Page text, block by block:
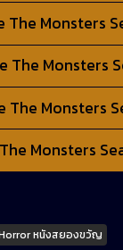
Monsters
Monsters
Monsters
Monsters
หนังสยองขวัญ